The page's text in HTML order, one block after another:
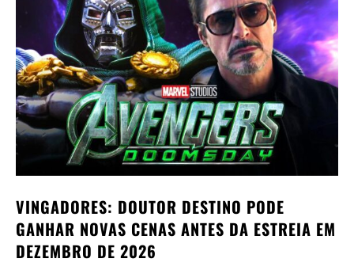
VINGADORES: DOUTOR DESTINO PODE
GANHAR NOVAS CENAS ANTES DA ESTREIA EM
DEZEMBRO DE 2026